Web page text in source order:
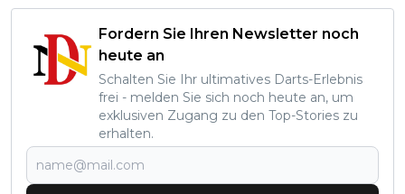
Fordern Sie Ihren Newsletter noch
heute an
Schalten Sie Ihr ultimatives Darts-Erlebnis
frei - melden Sie sich noch heute an, um
exklusiven Zugang zu den Top-Stories zu
erhalten.